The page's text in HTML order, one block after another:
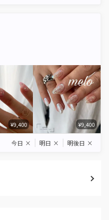
¥9,400 ¥9,400
今日 × 明日 × 明後日 ×